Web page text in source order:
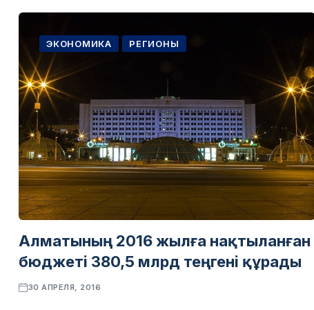
ЭКОНОМИКА РЕГИОНЫ
Алматының 2016 жылға нақтыланған
бюджеті 380,5 млрд теңгені құрады
30 АПРЕЛЯ, 2016